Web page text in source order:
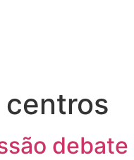
centros